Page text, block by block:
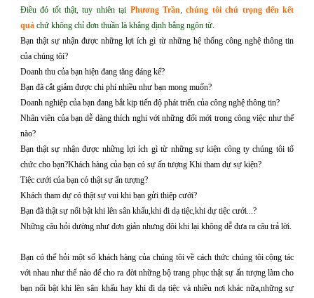
Điều đó tốt thật, tuy nhiên tại Phương Trần,chúng tôi chú trọng đến kết
quả chứ không chỉ đơn thuần là khẳng định bằng ngôn từ.
Bạn thật sự nhận được những lợi ích gì từ những hệ thống công nghệ thông tin
của chúng tôi?
Doanh thu của bạn hiện đang tăng đáng kể?
Bạn đã cắt giảm được chi phí nhiều như bạn mong muốn?
Doanh nghiệp của bạn đang bắt kịp tiến độ phát triển của công nghệ thông tin?
Nhân viên của bạn dễ dàng thích nghi với những đổi mới trong công việc như thế
nào?
Bạn thật sự nhận được những lợi ích gì từ những sự kiện công ty chúng tôi tổ
chức cho bạn?Khách hàng của bạn có sự ấn tượng Khi tham dự sự kiện?
Tiệc cưới của bạn có thật sự ấn tượng?
Khách tham dự có thật sự vui khi bạn gửi thiệp cưới?
Bạn đã thật sự nổi bật khi lên sân khấu,khi đi dạ tiệc,khi dự tiệc cưới...?
Những câu hỏi dường như đơn giản nhưng đôi khi lại không dễ đưa ra câu trả lời.
Bạn có thể hỏi một số khách hàng của chúng tôi về cách thức chúng tôi cộng tác
với nhau như thế nào để cho ra đời những bộ trang phục thật sự ấn tượng làm cho
bạn nổi bật khi lên sân khấu hay khi đi dạ tiệc và nhiều nơi khác nữa,những sự